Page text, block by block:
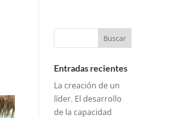
Entradas recientes
La creación de un
líder. El desarrollo
de la capacidad